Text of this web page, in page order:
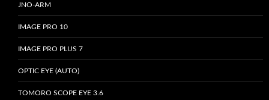
JNO-ARM
IMAGE PRO 10
IMAGE PRO PLUS 7
OPTIC EYE (AUTO)
TOMORO SCOPE EYE 3.6